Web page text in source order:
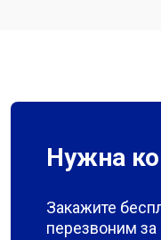
Нужна
Закажите
перезвоним за